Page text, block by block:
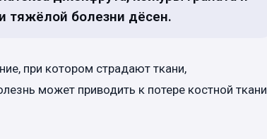
тяжёлой болезни дёсен.
при котором страдают ткани,
может приводить к потере костной ткани